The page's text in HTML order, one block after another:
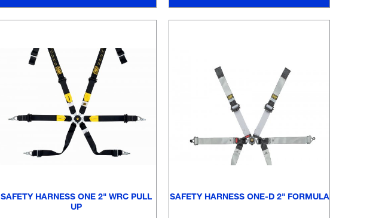
SAFETY HARNESS ONE 2" WRC PULL
UP
SAFETY HARNESS ONE-D 2" FORMULA